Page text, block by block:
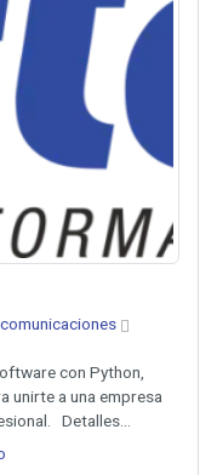
con Python,
unirte a una empresa
Detalles...